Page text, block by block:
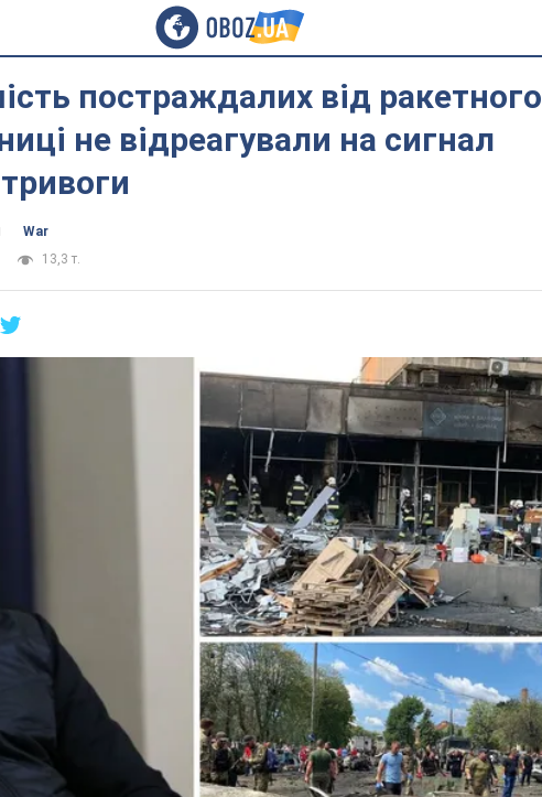
постраждалих від ракетного
не відреагували на сигнал
War
13,3 т.